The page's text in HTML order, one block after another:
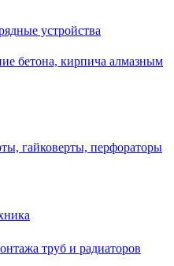
устройства
бетона, кирпича алмазным
гайковерты, перфораторы
труб и радиаторов